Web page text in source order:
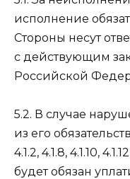
исполнение
Стороны несут
с действующим
Российской
5.2. В случае
из его
4.1.2, 4.1.8, 4.1.10,
будет обязан